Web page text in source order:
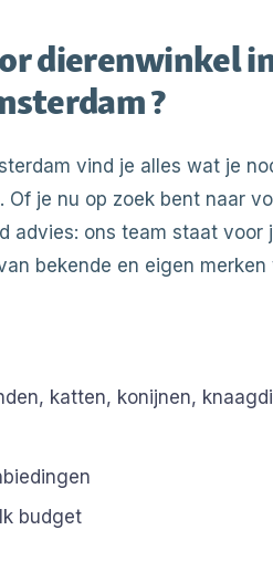
dierenwinkel
?
vind je alles wat je
je nu op zoek bent naar
advies: ons team staat voor
bekende en eigen
katten, konijnen,
budget